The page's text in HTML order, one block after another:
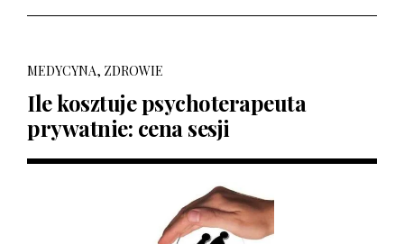
MEDYCYNA, ZDROWIE
Ile kosztuje psychoterapeuta
prywatnie: cena sesji